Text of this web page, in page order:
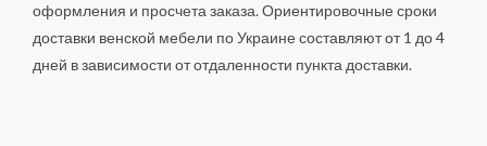
оформления и просчета заказа. Ориентировочные сроки
доставки венской мебели по Украине составляют от 1 до 4
дней в зависимости от отдаленности пункта доставки.